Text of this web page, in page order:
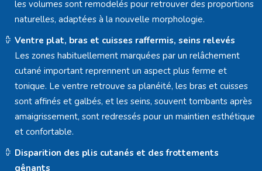
les volumes sont remodelés pour retrouver des proportions
naturelles, adaptées à la nouvelle morphologie.
Ventre plat, bras et cuisses raffermis, seins relevés
Les zones habituellement marquées par un relâchement
cutané important reprennent un aspect plus ferme et
tonique. Le ventre retrouve sa planéité, les bras et cuisses
sont affinés et galbés, et les seins, souvent tombants après
amaigrissement, sont redressés pour un maintien esthétique
et confortable.
Disparition des plis cutanés et des frottements
gênants